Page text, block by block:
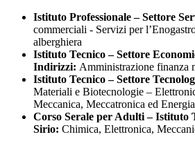
Istituto Professionale – Settore
commerciali - Servizi per
alberghiera
Istituto Tecnico – Settore
Indirizzi: Amministrazione finanza
Istituto Tecnico – Settore
Materiali e Biotecnologie –
Meccanica, Meccatronica ed Energia
Corso Serale per Adulti – Istituto
Sirio: Chimica, Elettronica,